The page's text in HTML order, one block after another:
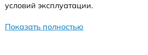
условий эксплуатации.
Показать полностью